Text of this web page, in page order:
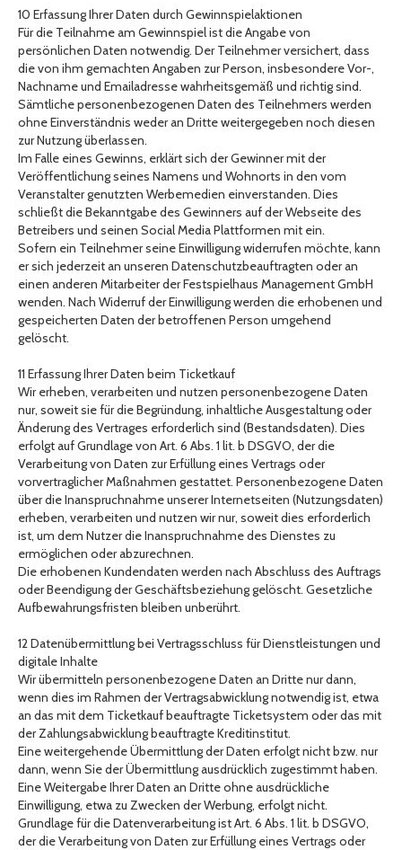
10 Erfassung Ihrer Daten durch Gewinnspielaktionen
Für die Teilnahme am Gewinnspiel ist die Angabe von
persönlichen Daten notwendig. Der Teilnehmer versichert, dass
die von ihm gemachten Angaben zur Person, insbesondere Vor-,
Nachname und Emailadresse wahrheitsgemäß und richtig sind.
Sämtliche personenbezogenen Daten des Teilnehmers werden
ohne Einverständnis weder an Dritte weitergegeben noch diesen
zur Nutzung überlassen.
Im Falle eines Gewinns, erklärt sich der Gewinner mit der
Veröffentlichung seines Namens und Wohnorts in den vom
Veranstalter genutzten Werbemedien einverstanden. Dies
schließt die Bekanntgabe des Gewinners auf der Webseite des
Betreibers und seinen Social Media Plattformen mit ein.
Sofern ein Teilnehmer seine Einwilligung widerrufen möchte, kann
er sich jederzeit an unseren Datenschutzbeauftragten oder an
einen anderen Mitarbeiter der Festspielhaus Management GmbH
wenden. Nach Widerruf der Einwilligung werden die erhobenen und
gespeicherten Daten der betroffenen Person umgehend
gelöscht.
11 Erfassung Ihrer Daten beim Ticketkauf
Wir erheben, verarbeiten und nutzen personenbezogene Daten
nur, soweit sie für die Begründung, inhaltliche Ausgestaltung oder
Änderung des Vertrages erforderlich sind (Bestandsdaten). Dies
erfolgt auf Grundlage von Art. 6 Abs. 1 lit. b DSGVO, der die
Verarbeitung von Daten zur Erfüllung eines Vertrags oder
vorvertraglicher Maßnahmen gestattet. Personenbezogene Daten
über die Inanspruchnahme unserer Internetseiten (Nutzungsdaten)
erheben, verarbeiten und nutzen wir nur, soweit dies erforderlich
ist, um dem Nutzer die Inanspruchnahme des Dienstes zu
ermöglichen oder abzurechnen.
Die erhobenen Kundendaten werden nach Abschluss des Auftrags
oder Beendigung der Geschäftsbeziehung gelöscht. Gesetzliche
Aufbewahrungsfristen bleiben unberührt.
12 Datenübermittlung bei Vertragsschluss für Dienstleistungen und
digitale Inhalte
Wir übermitteln personenbezogene Daten an Dritte nur dann,
wenn dies im Rahmen der Vertragsabwicklung notwendig ist, etwa
an das mit dem Ticketkauf beauftragte Ticketsystem oder das mit
der Zahlungsabwicklung beauftragte Kreditinstitut.
Eine weitergehende Übermittlung der Daten erfolgt nicht bzw. nur
dann, wenn Sie der Übermittlung ausdrücklich zugestimmt haben.
Eine Weitergabe Ihrer Daten an Dritte ohne ausdrückliche
Einwilligung, etwa zu Zwecken der Werbung, erfolgt nicht.
Grundlage für die Datenverarbeitung ist Art. 6 Abs. 1 lit. b DSGVO,
der die Verarbeitung von Daten zur Erfüllung eines Vertrags oder